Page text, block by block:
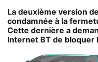
La deuxième version
condamnée à la
Cette dernière a
Internet BT de bloquer